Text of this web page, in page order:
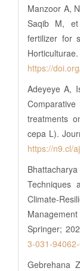
Manzoor A,
Saqib M, et
fertilizer for
https://
Adeyeye A,
treatments
cepa L).
https://n9.cl/
Techniques
Climate-
Springer;
3-031-
Gebrehana